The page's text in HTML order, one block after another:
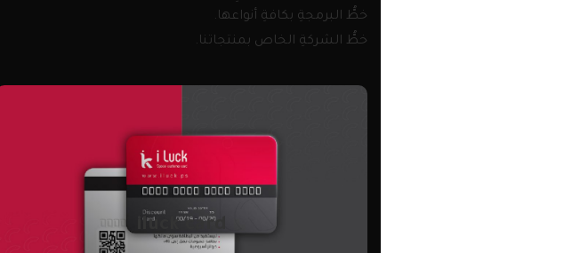
خطُّ البرمجةِ بكافةِ أنواعها.
خطُّ الشركةِ الخاص بمنتجاتنا.
iluck card
iluck
i luck) الأولى من نوعها من نوعها في دولة